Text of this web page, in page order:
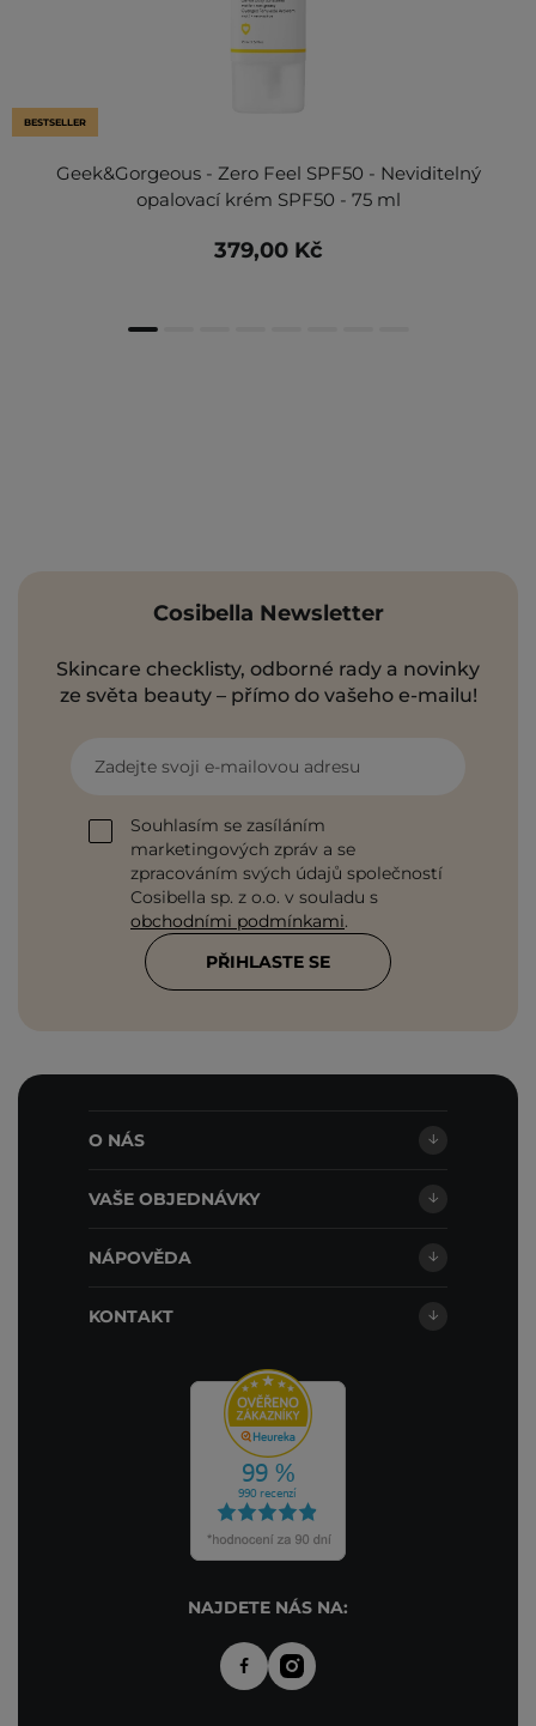
BESTSELLER
Geek&Gorgeous - Zero Feel SPF50 - Neviditelný
opalovací krém SPF50 - 75 ml
379,00 Kč
Cosibella Newsletter
Skincare checklisty, odborné rady a novinky
ze světa beauty – přímo do vašeho e-mailu!
Zadejte svoji e-mailovou adresu
Souhlasím se zasíláním
marketingových zpráv a se
zpracováním svých údajů společností
Cosibella sp. z o.o. v souladu s
obchodními podmínkami.
PŘIHLASTE SE
O NÁS
VAŠE OBJEDNÁVKY
NÁPOVĚDA
KONTAKT
NAJDETE NÁS NA: